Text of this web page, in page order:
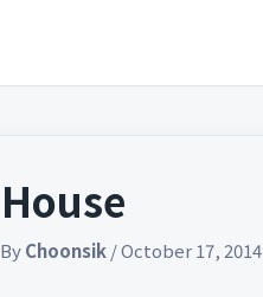
Choonsik/October 17, 2014